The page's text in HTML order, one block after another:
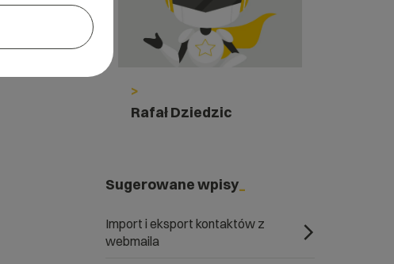
>
Rafał Dziedzic
Sugerowane wpisy
Import i eksport kontaktów z
webmaila